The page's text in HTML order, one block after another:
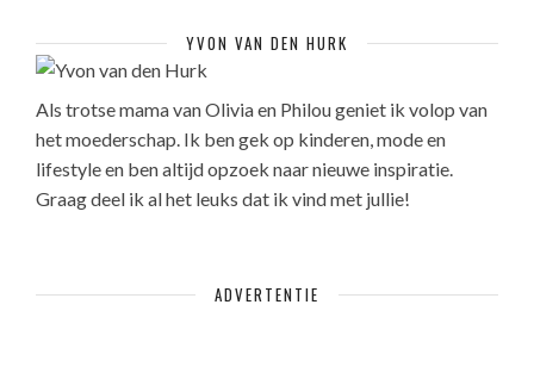
YVON VAN DEN HURK
Als trotse mama van Olivia en Philou geniet ik volop van
het moederschap. Ik ben gek op kinderen, mode en
lifestyle en ben altijd opzoek naar nieuwe inspiratie.
Graag deel ik al het leuks dat ik vind met jullie!
ADVERTENTIE